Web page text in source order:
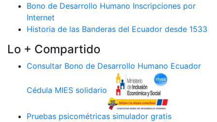
Bono de Desarrollo Humano Inscripciones por
Internet
Historia de las Banderas del Ecuador desde 1533
Lo + Compartido
Consultar Bono de Desarrollo Humano Ecuador
Cédula MIES solidario
Pruebas psicométricas simulador gratis